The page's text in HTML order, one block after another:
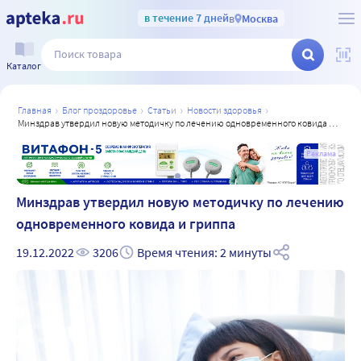
в течение 7 днейв Москва
Каталог
главная блог проздоровье статьи
новости здоровья
минздрав утвердил новую методичку по лечению одновременного ковида и гриппа
Реклама
Минздрав утвердил новую методичку по лечению
одновременного ковида и гриппа
19.12.2022 3206 Время чтения: 2 минуты